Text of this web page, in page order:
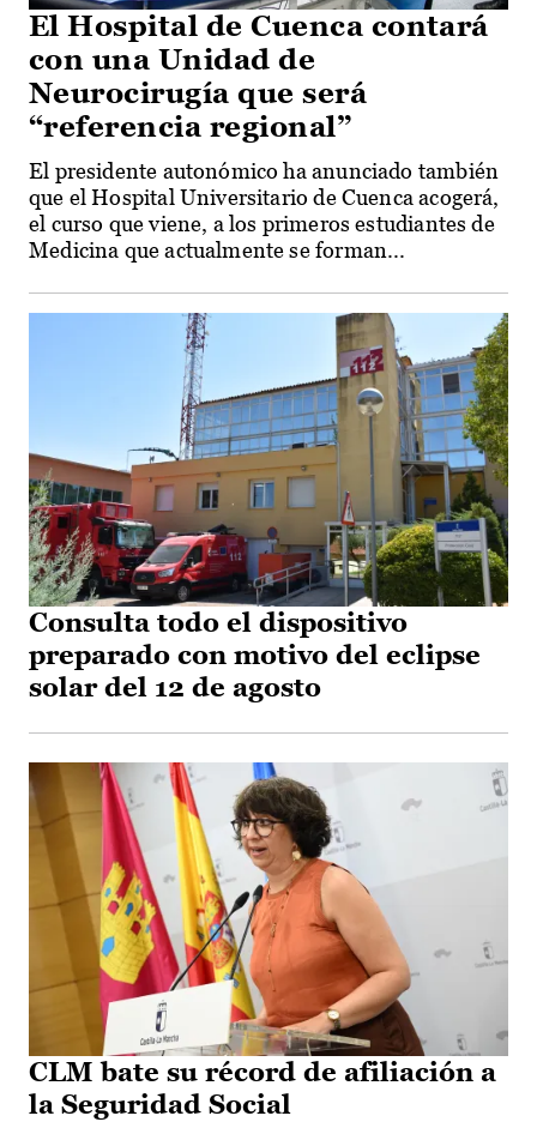
El Hospital de Cuenca contará
con una Unidad de
Neurocirugía que será
“referencia regional”
El presidente autonómico ha anunciado también
que el Hospital Universitario de Cuenca acogerá,
el curso que viene, a los primeros estudiantes de
Medicina que actualmente se forman...
Consulta todo el dispositivo
preparado con motivo del eclipse
solar del 12 de agosto
CLM bate su récord de afiliación a
la Seguridad Social